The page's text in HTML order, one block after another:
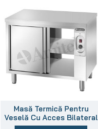
Masă Termică Pentru
Veselă Cu Acces Bilateral